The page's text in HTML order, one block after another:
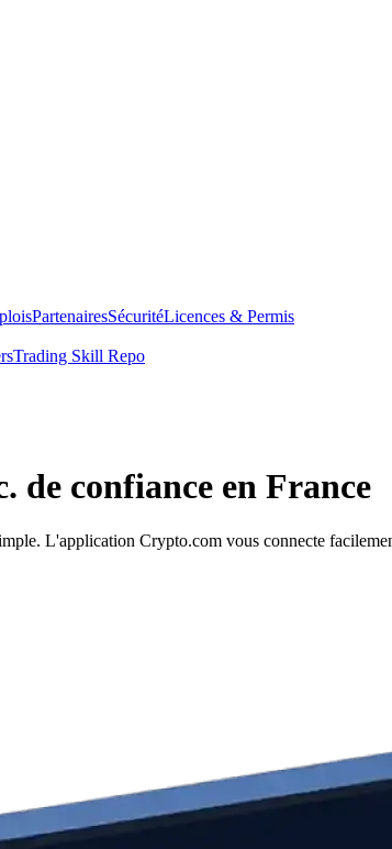
PartenairesSécuritéLicences & Permis
Trading Skill Repo
de confiance en France
L'application Crypto.com vous connecte